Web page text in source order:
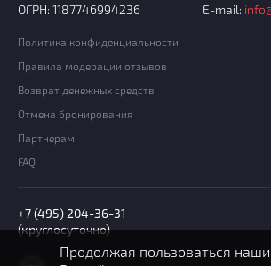
ОГРН: 1187746994236
E-mail:
Политика конфиденциальности
Правила модерации отзывов
Возврат денежных средств
Отмена бронирования
Партнерам
FAQ
+7 (495) 204-36-31
(круглосуточно)
Продолжая пользоваться